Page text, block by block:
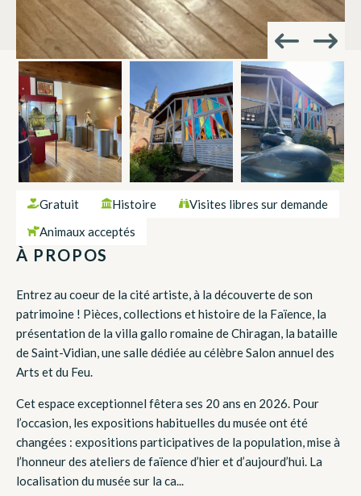
Gratuit Histoire
Visites libres sur demande
Animaux acceptés
À PROPOS
Entrez au coeur de la cité artiste, à la découverte de son
patrimoine ! Pièces, collections et histoire de la Faïence, la
présentation de la villa gallo romaine de Chiragan, la bataille
de Saint-Vidian, une salle dédiée au célèbre Salon annuel des
Arts et du Feu.
Cet espace exceptionnel fêtera ses 20 ans en 2026. Pour
l’occasion, les expositions habituelles du musée ont été
changées : expositions participatives de la population, mise à
l’honneur des ateliers de faïence d’hier et d’aujourd’hui. La
localisation du musée sur la ca...